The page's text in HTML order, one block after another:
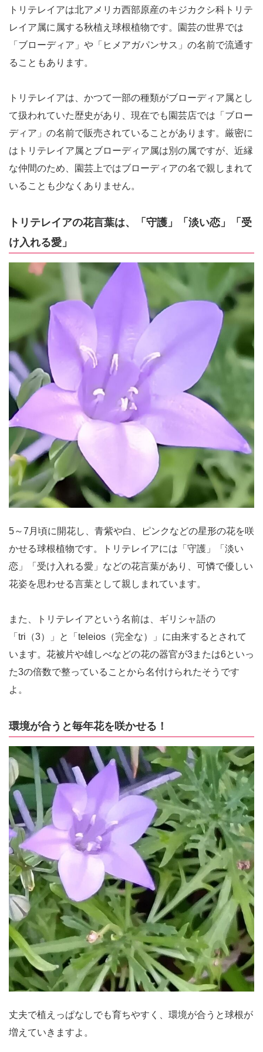
トリテレイアは北アメリカ西部原産のキジカクシ科トリテ
レイア属に属する秋植え球根植物です。園芸の世界では
「ブローディア」や「ヒメアガパンサス」の名前で流通す
ることもあります。
トリテレイアは、かつて一部の種類がブローディア属とし
て扱われていた歴史があり、現在でも園芸店では「ブロー
ディア」の名前で販売されていることがあります。厳密に
はトリテレイア属とブローディア属は別の属ですが、近縁
な仲間のため、園芸上ではブローディアの名で親しまれて
いることも少なくありません。
トリテレイアの花言葉は、「守護」「淡い恋」「受
け入れる愛」
5～7月頃に開花し、青紫や白、ピンクなどの星形の花を咲
かせる球根植物です。トリテレイアには「守護」「淡い
恋」「受け入れる愛」などの花言葉があり、可憐で優しい
花姿を思わせる言葉として親しまれています。
また、トリテレイアという名前は、ギリシャ語の
「tri（3）」と「teleios（完全な）」に由来するとされて
います。花被片や雄しべなどの花の器官が3または6といっ
た3の倍数で整っていることから名付けられたそうです
よ。
環境が合うと毎年花を咲かせる！
丈夫で植えっぱなしでも育ちやすく、環境が合うと球根が
増えていきますよ。